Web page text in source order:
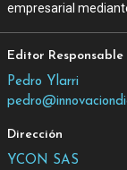
empresarial
Editor Responsable
Pedro Ylarri
Dirección
YCON SAS